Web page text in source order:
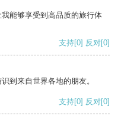
能够享受到高品质的旅行体
支持[0] 反对[0]
到来自世界各地的朋友。
支持[0] 反对[0]